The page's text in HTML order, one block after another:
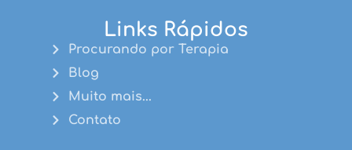
Links Rápidos
Procurando por Terapia
Blog
Muito mais...
Contato